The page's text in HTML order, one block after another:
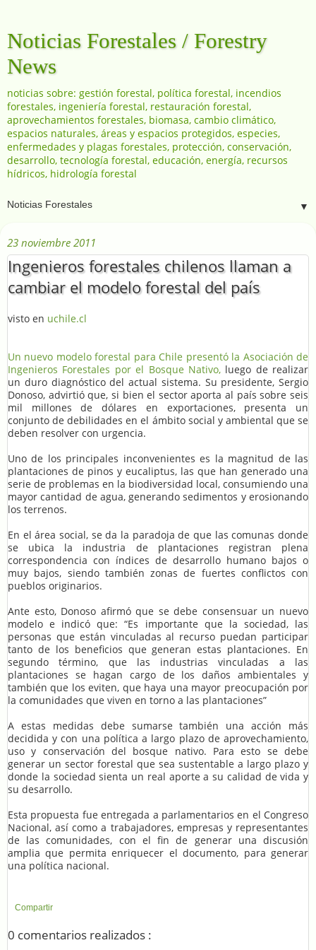
Noticias Forestales / Forestry
News
noticias sobre: gestión forestal, política forestal, incendios
forestales, ingeniería forestal, restauración forestal,
aprovechamientos forestales, biomasa, cambio climático,
espacios naturales, áreas y espacios protegidos, especies,
enfermedades y plagas forestales, protección, conservación,
desarrollo, tecnología forestal, educación, energía, recursos
hídricos, hidrología forestal
▼
23 noviembre 2011
Ingenieros forestales chilenos llaman a
cambiar el modelo forestal del país
visto en uchile.cl
Un nuevo modelo forestal para Chile presentó la Asociación de
Ingenieros Forestales por el Bosque Nativo,luego de realizar
un duro diagnóstico del actual sistema. Su presidente, Sergio
Donoso, advirtió que, si bien el sector aporta al país sobre seis
mil millones de dólares en exportaciones, presenta un
conjunto de debilidades en el ámbito social y ambiental que se
deben resolver con urgencia.
Uno de los principales inconvenientes es la magnitud de las
plantaciones de pinos y eucaliptus, las que han generado una
serie de problemas en la biodiversidad local, consumiendo una
mayor cantidad de agua, generando sedimentos y erosionando
los terrenos.
En el área social, se da la paradoja de que las comunas donde
se ubica la industria de plantaciones registran plena
correspondencia con índices de desarrollo humano bajos o
muy bajos, siendo también zonas de fuertes conflictos con
pueblos originarios.
Ante esto, Donoso afirmó que se debe consensuar un nuevo
modelo e indicó que: “Es importante que la sociedad, las
personas que están vinculadas al recurso puedan participar
tanto de los beneficios que generan estas plantaciones. En
segundo término, que las industrias vinculadas a las
plantaciones se hagan cargo de los daños ambientales y
también que los eviten, que haya una mayor preocupación por
la comunidades que viven en torno a las plantaciones”
A estas medidas debe sumarse también una acción más
decidida y con una política a largo plazo de aprovechamiento,
uso y conservación del bosque nativo. Para esto se debe
generar un sector forestal que sea sustentable a largo plazo y
donde la sociedad sienta un real aporte a su calidad de vida y
su desarrollo.
Esta propuesta fue entregada a parlamentarios en el Congreso
Nacional, así como a trabajadores, empresas y representantes
de las comunidades, con el fin de generar una discusión
amplia que permita enriquecer el documento, para generar
una política nacional.
Compartir
0 comentarios realizados :